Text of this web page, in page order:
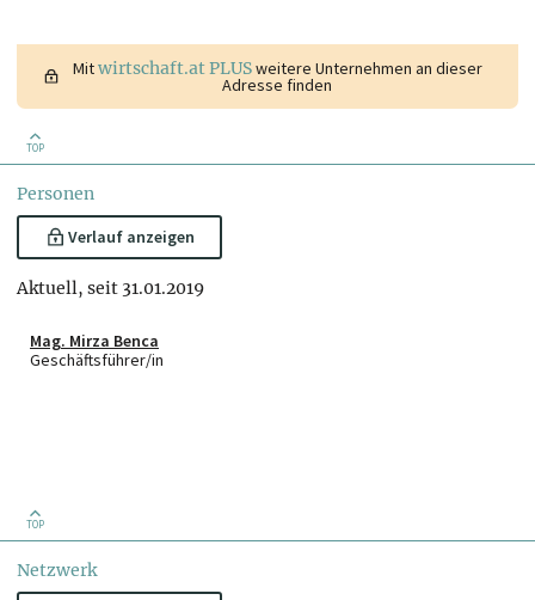
Mitwirtschaft.at PLUSweitere Unternehmen an dieser
Adresse finden
TOP
Personen
Verlauf anzeigen
Aktuell, seit 31.01.2019
Mag. Mirza Benca
Geschäftsführer/in
TOP
Netzwerk